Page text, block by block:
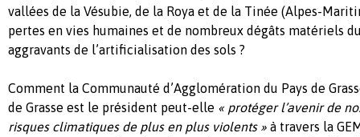
vallées de la Vésubie, de la Roya et de la Tinée (Alpes-
pertes en vies humaines et de nombreux dégâts matériels
aggravants de l’artificialisation des sols ?
Comment la Communauté d’Agglomération du Pays de
de Grasse est le président peut-elle « protéger l’avenir de
risques climatiques de plus en plus violents » à travers la